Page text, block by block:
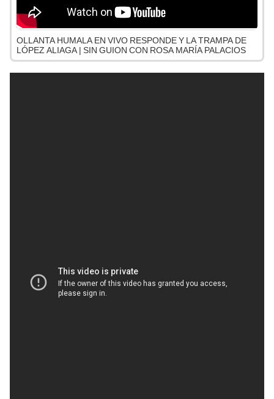
OLLANTA HUMALA EN VIVO RESPONDE Y LA TRAMPA DE
LÓPEZ ALIAGA | SIN GUION CON ROSA MARÍA PALACIOS